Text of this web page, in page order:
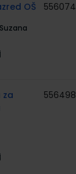
OŠ 556074
za
556498